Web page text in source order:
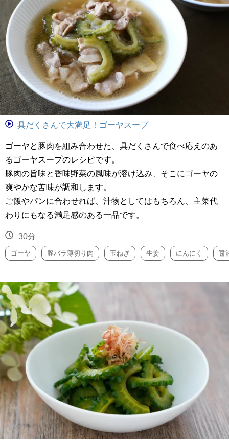
具だくさんで大満足！ゴーヤスープ
ゴーヤと豚肉を組み合わせた、具だくさんで食べ応えのあ
るゴーヤスープのレシピです。
豚肉の旨味と香味野菜の風味が溶け込み、そこにゴーヤの
爽やかな苦味が調和します。
ご飯やパンに合わせれば、汁物としてはもちろん、主菜代
わりにもなる満足感のある一品です。
30分
ゴーヤ 豚バラ薄切り肉 玉ねぎ 生姜 にんにく 醤